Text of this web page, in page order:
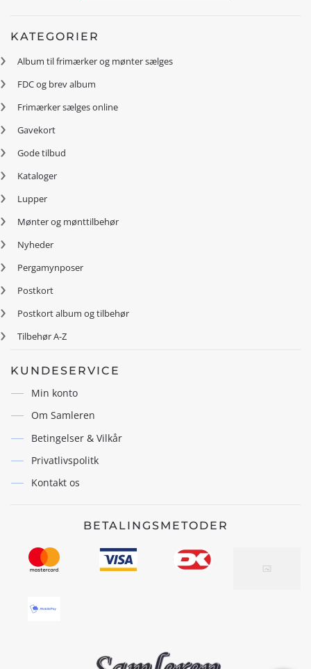
KATEGORIER
Album til frimærker og mønter sælges
FDC og brev album
Frimærker sælges online
Gavekort
Gode tilbud
Kataloger
Lupper
Mønter og mønttilbehør
Nyheder
Pergamynposer
Postkort
Postkort album og tilbehør
Tilbehør A-Z
KUNDESERVICE
Min konto
Om Samleren
Betingelser & Vilkår
Privatlivspolitk
Kontakt os
BETALINGSMETODER